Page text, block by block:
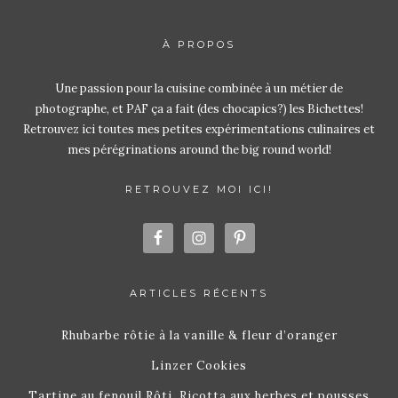
À PROPOS
Une passion pour la cuisine combinée à un métier de
photographe, et PAF ça a fait (des chocapics?) les Bichettes!
Retrouvez ici toutes mes petites expérimentations culinaires et
mes pérégrinations around the big round world!
RETROUVEZ MOI ICI!
ARTICLES RÉCENTS
Rhubarbe rôtie à la vanille & fleur d’oranger
Linzer Cookies